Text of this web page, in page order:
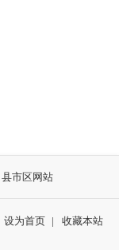
县市区网站
设为首页 |
收藏本站